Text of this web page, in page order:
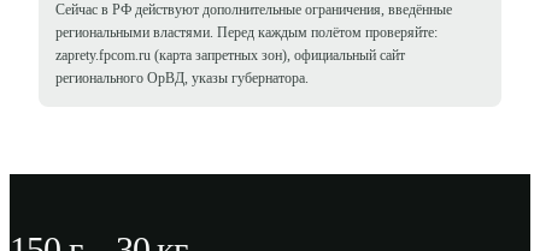
Сейчас в РФ действуют дополнительные ограничения, введённые
региональными властями. Перед каждым полётом проверяйте:
zaprety.fpcom.ru (карта запретных зон), официальный сайт
регионального ОрВД, указы губернатора.